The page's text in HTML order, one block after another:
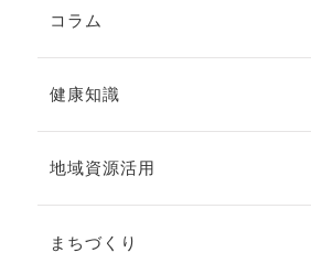
コラム
健康知識
地域資源活用
まちづくり